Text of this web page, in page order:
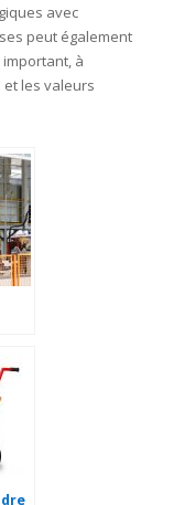
avec
peut également
à
les valeurs